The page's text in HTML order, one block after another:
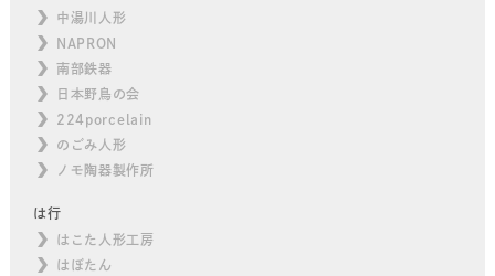
中湯川人形
NAPRON
南部鉄器
日本野鳥の会
224porcelain
のごみ人形
ノモ陶器製作所
は行
はこた人形工房
はぼたん